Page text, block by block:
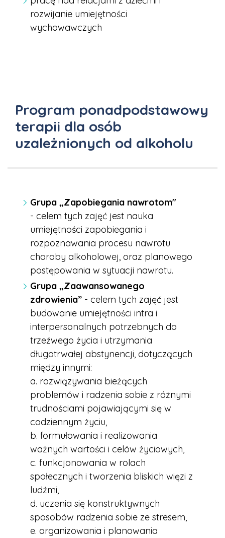
rozwijanie umiejętności
wychowawczych
Program ponadpodstawowy
terapii dla osób
uzależnionych od alkoholu
Grupa „Zapobiegania nawrotom"
- celem tych zajęć jest nauka
umiejętności zapobiegania i
rozpoznawania procesu nawrotu
choroby alkoholowej, oraz planowego
postępowania w sytuacji nawrotu.
Grupa „Zaawansowanego
zdrowienia” - celem tych zajęć jest
budowanie umiejętności intra i
interpersonalnych potrzebnych do
trzeźwego życia i utrzymania
długotrwałej abstynencji, dotyczących
między innymi:
a. rozwiązywania bieżących
problemów i radzenia sobie z różnymi
trudnościami pojawiającymi się w
codziennym życiu,
b. formułowania i realizowania
ważnych wartości i celów życiowych,
c. funkcjonowania w rolach
społecznych i tworzenia bliskich więzi z
ludźmi,
d. uczenia się konstruktywnych
sposobów radzenia sobie ze stresem,
e. organizowania i planowania